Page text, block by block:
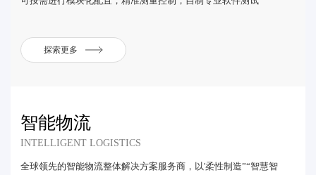
探索更多
智能物流
INTELLIGENT LOGISTICS
全球领先的智能物流整体解决方案服务商，以'柔性制造”“智慧智